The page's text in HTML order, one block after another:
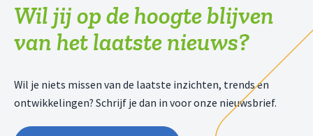
Wil jij op de hoogte blijven
van het laatste nieuws?
Wil je niets missen van de laatste inzichten, trends en
ontwikkelingen? Schrijf je dan in voor onze nieuwsbrief.